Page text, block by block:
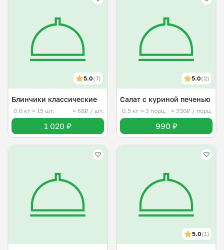
5.0(7)
Блинчики классические
0.6 кг ≈ 15 шт. ≈ 68₽ / шт.
1 020 ₽
5.0(2)
Салат с куриной печенью
0.5 кг ≈ 3 порц. ≈ 330₽ / порц.
990 ₽
5.0(1)